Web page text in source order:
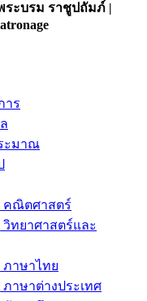
ระบรม ราชูปถัมภ์ |
าร
ะมาณ
คณิตศาสตร์
วิทยาศาสตร์และ
ภาษาไทย
าษาต่างประเทศ